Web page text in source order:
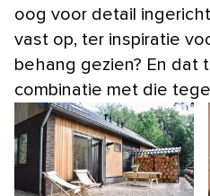
oog voor detail
vast op, ter inspiratie
behang gezien? En dat
combinatie met die